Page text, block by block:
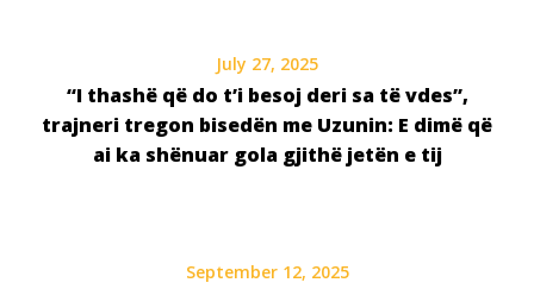
July 27, 2025
“I thashë që do t’i besoj deri sa të vdes”,
trajneri tregon bisedën me Uzunin: E dimë që
ai ka shënuar gola gjithë jetën e tij
September 12, 2025